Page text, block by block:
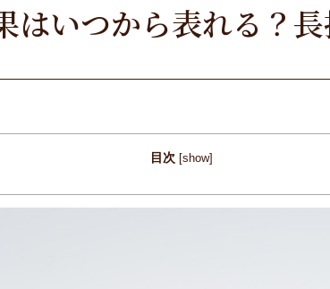
はいつから表れる？
目次 [show]